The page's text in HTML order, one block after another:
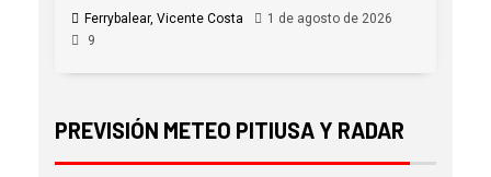
Ferrybalear, Vicente Costa
1 de agosto de 2026
9
PREVISIÓN METEO PITIUSA Y RADAR